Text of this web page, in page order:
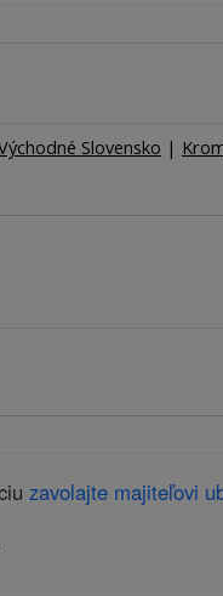
Slovensko |
zavolajte majiteľovi